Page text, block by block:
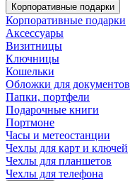
Корпоративные подарки
Корпоративные подарки
Аксессуары
Визитницы
Ключницы
Кошельки
Обложки для документов
Папки, портфели
Подарочные книги
Портмоне
Часы и метеостанции
Чехлы для карт и ключей
Чехлы для планшетов
Чехлы для телефона